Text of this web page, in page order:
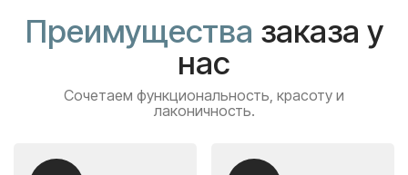
Преимущества заказа у
нас
Сочетаем функциональность, красоту и
лаконичность.